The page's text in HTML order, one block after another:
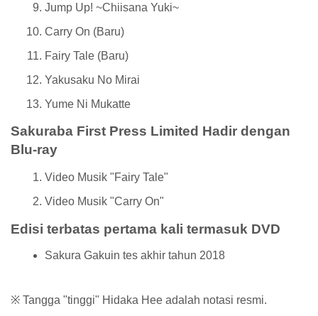
Jump Up! ~Chiisana Yuki~
Carry On (Baru)
Fairy Tale (Baru)
Yakusaku No Mirai
Yume Ni Mukatte
Sakuraba First Press Limited Hadir dengan
Blu-ray
Video Musik "Fairy Tale"
Video Musik "Carry On"
Edisi terbatas pertama kali termasuk DVD
Sakura Gakuin tes akhir tahun 2018
※ Tangga "tinggi" Hidaka Hee adalah notasi resmi.